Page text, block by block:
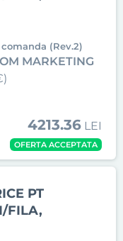
(Rev.2)
MARKETING
4213.36 LEI
OFERTA ACCEPTATA
PT
FILA,